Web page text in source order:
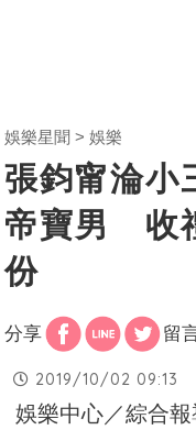
娛樂星聞 娛樂
張鈞甯淪小
帝寶男 收
份
分享 留
2019/10/02 09:13
娛樂中心／綜合報